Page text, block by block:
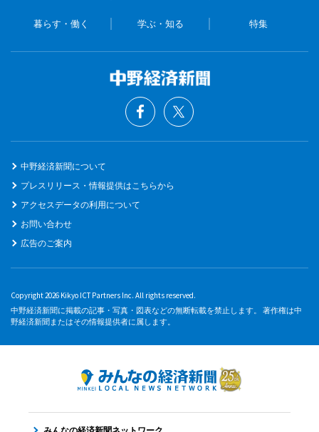
暮らす・働く 学ぶ・知る 特集
中野経済新聞について
プレスリリース・情報提供はこちらから
アクセスデータの利用について
お問い合わせ
広告のご案内
Copyright 2026 Kikyo ICT Partners Inc. All rights reserved.
中野経済新聞に掲載の記事・写真・図表などの無断転載を禁止します。 著作権は中
野経済新聞またはその情報提供者に属します。
みんなの経済新聞ネットワーク